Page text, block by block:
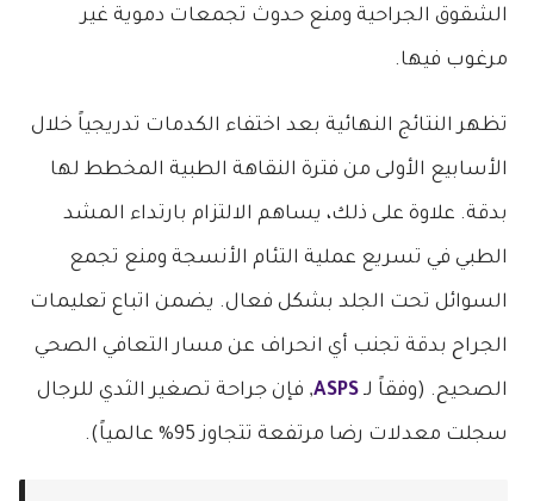
الشقوق الجراحية ومنع حدوث تجمعات دموية غير
مرغوب فيها.
تظهر النتائج النهائية بعد اختفاء الكدمات تدريجياً خلال
الأسابيع الأولى من فترة النقاهة الطبية المخطط لها
بدقة. علاوة على ذلك، يساهم الالتزام بارتداء المشد
الطبي في تسريع عملية التئام الأنسجة ومنع تجمع
السوائل تحت الجلد بشكل فعال. يضمن اتباع تعليمات
الجراح بدقة تجنب أي انحراف عن مسار التعافي الصحي
الصحيح. (وفقاً لـASPS, فإن جراحة تصغير الثدي للرجال
سجلت معدلات رضا مرتفعة تتجاوز 95% عالمياً).